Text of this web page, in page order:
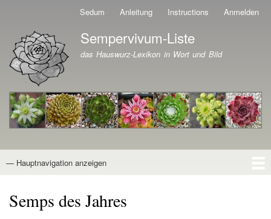
Direkt
zum
Inhalt
Sedum Anleitung Instructions Anmelden
Branding der Website
Sempervivum-Liste
das Hauswurz-Lexikon in Wort und Bild
Hauptnavigation
— Hauptnavigation anzeigen
Semps des Jahres